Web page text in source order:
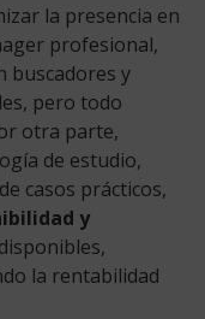
la presencia en
profesional,
buscadores y
pero todo
otra parte,
de estudio,
casos prácticos,
y
disponibles,
la rentabilidad